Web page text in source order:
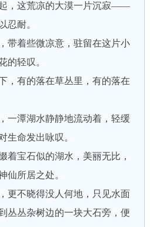
这荒凉的大漠一片沉寂——
忍耐。
着些微凉意，驻留在这片小
的轻叹。
有的落在草丛里，有的落在
潭湖水静静地流动着，轻缓
生命发出咏叹。
宝石似的湖水，美丽无比，
仙所居之处。
不晓得没人何地，只见水面
丛丛杂树边的一块大石旁，便